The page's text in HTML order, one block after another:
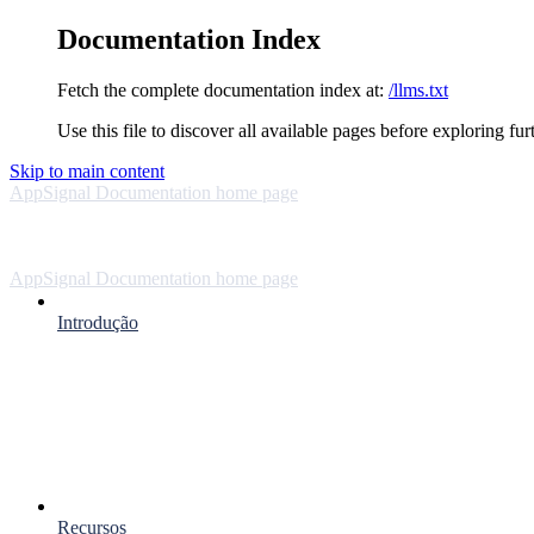
Documentation Index
Fetch the complete documentation index at: /llms.txt
Use this file to discover all available pages before exploring
Skip to main content
AppSignal Documentation home page
AppSignal Documentation home page
Introdução
Recursos